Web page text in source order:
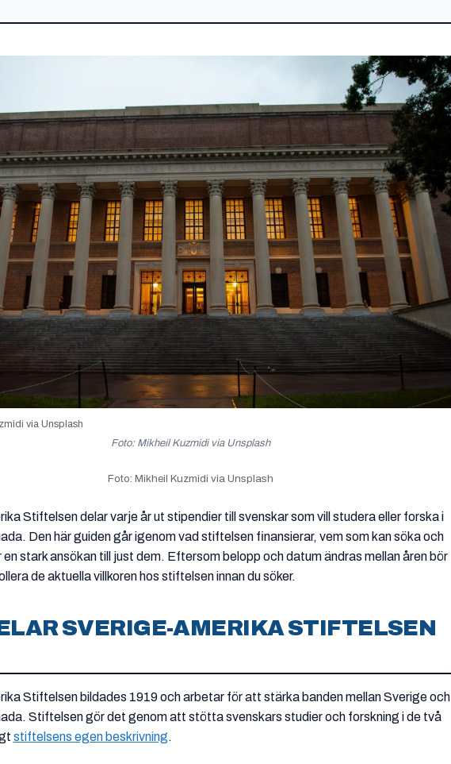
via Unsplash
Foto: Mikheil Kuzmidi via Unsplash
Foto: Mikheil Kuzmidi via Unsplash
Stiftelsen delar varje år ut stipendier till svenskar som vill studera eller forska i
Den här guiden går igenom vad stiftelsen finansierar, vem som kan söka och
en stark ansökan till just dem. Eftersom belopp och datum ändras mellan åren bör
de aktuella villkoren hos stiftelsen innan du söker.
SVERIGE-AMERIKA STIFTELSEN
Stiftelsen bildades 1919 och arbetar för att stärka banden mellan Sverige och
Stiftelsen gör det genom att stötta svenskars studier och forskning i de två
stiftelsens egen beskrivning.